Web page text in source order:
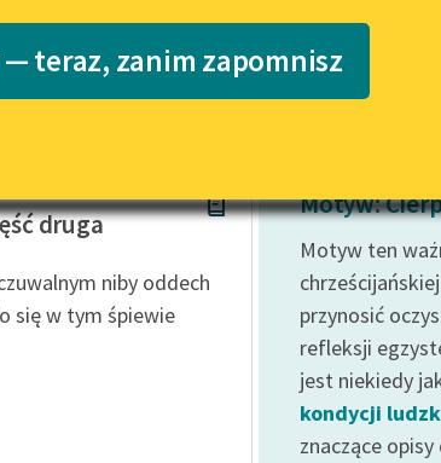
lektur szkolnych i
do słuchania dla
i uczniów z
Katalog
Katalog w formacie PDF
teraz, zanim zapomnisz
druga
niby oddech
się w tym śpiewie
Motyw:
Motyw ten
przynosić
refleksji
jest niekiedy
kondycji
znaczące